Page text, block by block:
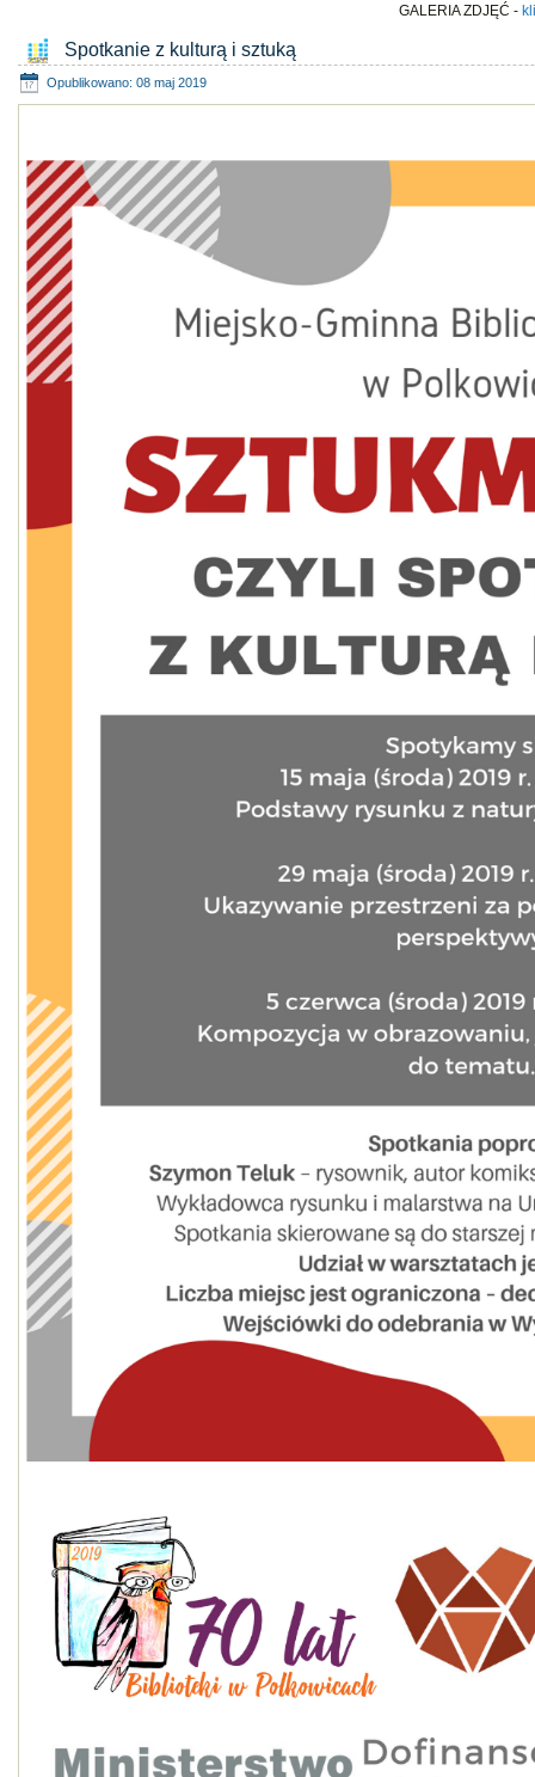
GALERIA ZDJĘĆ -
Spotkanie z kulturą i sztuką
Opublikowano: 08 maj 2019